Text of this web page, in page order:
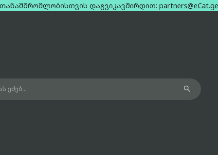
თანამშრომლობისთვის დაგვიკავშირდით: partners@eCat.ge
